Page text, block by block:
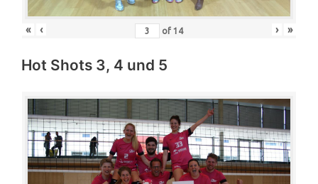
« ‹ of 14 › »
Hot Shots 3, 4 und 5